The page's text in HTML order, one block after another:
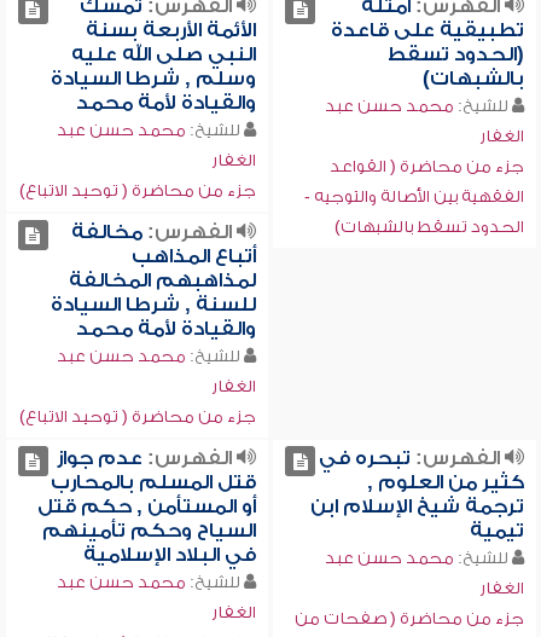
الفهرس: أمثلة
تطبيقية على قاعدة
(الحدود تسقط
بالشبهات)
للشيخ: محمد حسن عبد
الغفار
جزء من محاضرة ( القواعد
الفقهية بين الأصالة والتوجيه -
الحدود تسقط بالشبهات)
الفهرس: تمسك
الأئمة الأربعة بسنة
النبي صلى الله عليه
وسلم , شرطا السيادة
والقيادة لأمة محمد
للشيخ: محمد حسن عبد
الغفار
جزء من محاضرة ( توحيد الاتباع)
الفهرس:مخالفة
أتباع المذاهب
لمذاهبهم المخالفة
للسنة , شرطا السيادة
والقيادة لأمة محمد
للشيخ: محمد حسن عبد
الغفار
جزء من محاضرة ( توحيد الاتباع)
الفهرس: تبحره في
كثير من العلوم ,
ترجمة شيخ الإسلام ابن
تيمية
للشيخ: محمد حسن عبد
الغفار
جزء من محاضرة ( صفحات من
الفهرس: عدم جواز
قتل المسلم بالمحارب
أو المستأمن , حكم قتل
السياح وحكم تأمينهم
في البلاد الإسلامية
للشيخ: محمد حسن عبد
الغفار